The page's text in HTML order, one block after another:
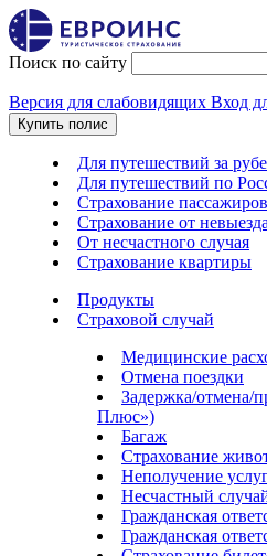
Поиск по сайту
Версия для слабовидящих Вход
Купить полис
Для путешествий за
Для путешествий по
Страхование пассажиров
Страхование от невыезда
От несчастного случая
Страхование квартиры
Продукты
Страховой случай
Медицинские
Отмена поездки
Задержка/отмена/
Плюс»)
Багаж
Страхование
Неполучение
Несчастный
Гражданская
Гражданская